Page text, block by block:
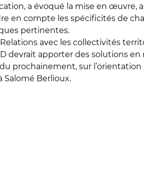
a évoqué la mise en œuvre,
en compte les spécificités de
pertinentes.
avec les collectivités
devrait apporter des solutions en
prochainement, sur l’orientation
Salomé Berlioux.